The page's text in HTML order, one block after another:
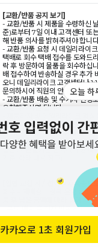
바로 구매하기
[교환/반품 공지 보기]
- 교환/반품 시 제품을 수령하신
준)로부터 7일 이내 고객센터 또
해 반품 의사를 밝혀주셔야 합니
- 교환/반품 요청 시 데일리라이
택배로 회수 택배 접수를 도와드
락 후 방문하여 물품을 회수하십
배 접수하여 반송하실 경우 추가
오니 데일리라이크 고객센터나
문의하시어 직원의 안내에 따라주
- 교환/반품 배송 및 수거지 변경
요청해주시면 됩니다.
시에만 무료 맞교환/무료반품이
운임은 고객님께서 부담해주셔야
임비 동봉 시 분실될 우려가 있기
입금 or 환불되는 금액에서 공제
[일반 교환 시 / 선회수 후배송으
회수 + 재배송 = 왕복 운임
품 후 남은 금액에 따라 상이
- 무료 배송 후 전체 반품 시 
- 초기 운임 부담 후 전체 반품
금액에서 6,000원 차감 후 취소
- 무료 배송 후 전체 반품 시 
오늘 하
카카오로 1초 회원가입